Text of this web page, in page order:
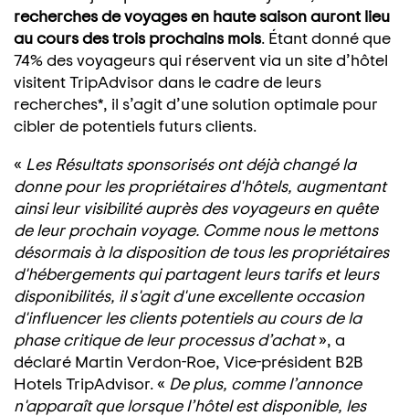
recherches de voyages en haute saison auront lieu
au cours des trois prochains mois. Étant donné que
74% des voyageurs qui réservent via un site d’hôtel
visitent TripAdvisor dans le cadre de leurs
recherches*, il s’agit d’une solution optimale pour
cibler de potentiels futurs clients.
« Les Résultats sponsorisés ont déjà changé la
donne pour les propriétaires d'hôtels, augmentant
ainsi leur visibilité auprès des voyageurs en quête
de leur prochain voyage. Comme nous le mettons
désormais à la disposition de tous les propriétaires
d'hébergements qui partagent leurs tarifs et leurs
disponibilités, il s'agit d'une excellente occasion
d'influencer les clients potentiels au cours de la
phase critique de leur processus d’achat», a
déclaré Martin Verdon-Roe, Vice-président B2B
Hotels TripAdvisor. « De plus, comme l’annonce
n'apparaît que lorsque l’hôtel est disponible, les